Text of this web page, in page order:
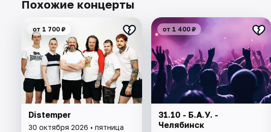
Похожие концерты
от 1 700 ₽
Distemper
30 октября 2026 • пятница
от 1 400 ₽
31.10 - Б.А.У. -
Челябинск